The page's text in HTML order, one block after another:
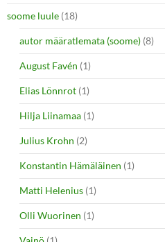
soome luule (18)
autor määratlemata (soome) (8)
August Favén (1)
Elias Lönnrot (1)
Hilja Liinamaa (1)
Julius Krohn (2)
Konstantin Hämäläinen (1)
Matti Helenius (1)
Olli Wuorinen (1)